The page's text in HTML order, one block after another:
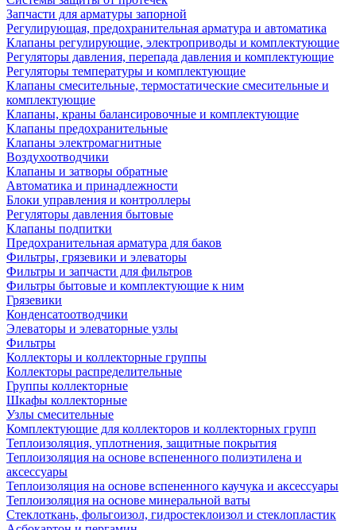
Запчасти для арматуры запорной
Регулирующая, предохранительная арматура и автоматика
Клапаны регулирующие, электроприводы и комплектующие
Регуляторы давления, перепада давления и комплектующие
Регуляторы температуры и комплектующие
Клапаны смесительные, термостатические смесительные и
комплектующие
Клапаны, краны балансировочные и комплектующие
Клапаны предохранительные
Клапаны электромагнитные
Воздухоотводчики
Клапаны и затворы обратные
Автоматика и принадлежности
Блоки управления и контроллеры
Регуляторы давления бытовые
Клапаны подпитки
Предохранительная арматура для баков
Фильтры, грязевики и элеваторы
Фильтры и запчасти для фильтров
Фильтры бытовые и комплектующие к ним
Грязевики
Конденсатоотводчики
Элеваторы и элеваторные узлы
Фильтры
Коллекторы и коллекторные группы
Коллекторы распределительные
Группы коллекторные
Шкафы коллекторные
Узлы смесительные
Комплектующие для коллекторов и коллекторных групп
Теплоизоляция, уплотнения, защитные покрытия
Теплоизоляция на основе вспененного полиэтилена и
аксессуары
Теплоизоляция на основе вспененного каучука и аксессуары
Теплоизоляция на основе минеральной ваты
Стеклоткань, фольгоизол, гидростеклоизол и стеклопластик